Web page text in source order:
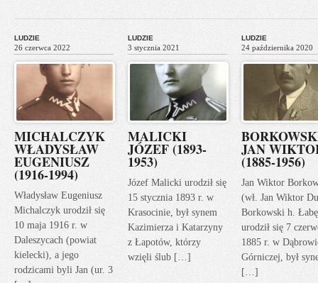
LUDZIE
26 czerwca 2022
MICHALCZYK
WŁADYSŁAW
EUGENIUSZ
(1916-1994)
Władysław Eugeniusz
Michalczyk urodził się
10 maja 1916 r. w
Daleszycach (powiat
kielecki), a jego
rodzicami byli Jan (ur. 3
LUDZIE
3 stycznia 2021
MALICKI
JÓZEF (1893-
1953)
Józef Malicki urodził się
15 stycznia 1893 r. w
Krasocinie, był synem
Kazimierza i Katarzyny
z Łapotów, którzy
wzięli ślub […]
LUDZIE
24 października 2020
JAN
(1885-1956)
Jan Wiktor
(wł. Jan Wiktor
Borkowski h.
urodził się 7
1885 r. w
Górniczej, był
[…]